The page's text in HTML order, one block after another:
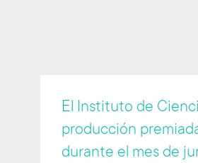
El Instituto de
producción
durante el mes de